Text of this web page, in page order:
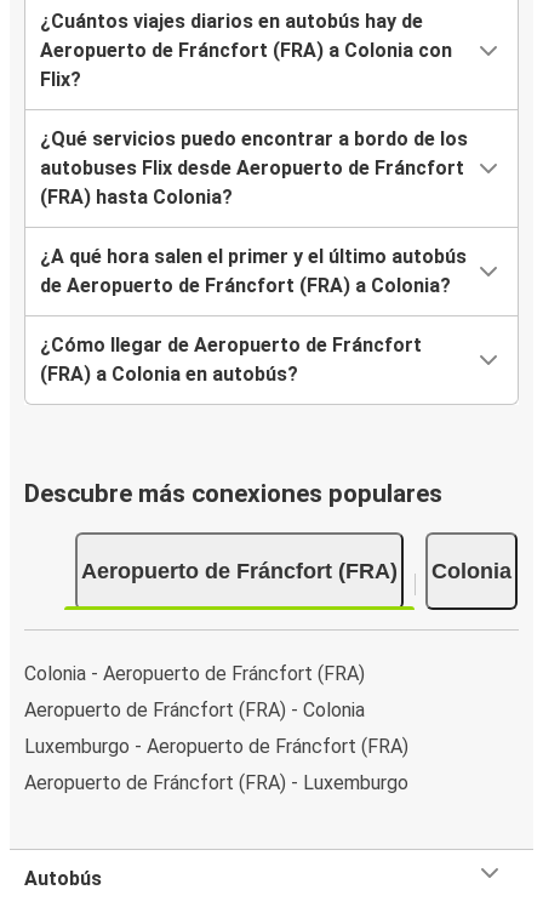
¿Cuántos viajes diarios en autobús hay de
Aeropuerto de Fráncfort (FRA) a Colonia con
Flix?
¿Qué servicios puedo encontrar a bordo de los
autobuses Flix desde Aeropuerto de Fráncfort
(FRA) hasta Colonia?
¿A qué hora salen el primer y el último autobús
de Aeropuerto de Fráncfort (FRA) a Colonia?
¿Cómo llegar de Aeropuerto de Fráncfort
(FRA) a Colonia en autobús?
Descubre más conexiones populares
Aeropuerto de Fráncfort (FRA) Colonia
Colonia - Aeropuerto de Fráncfort (FRA)
Aeropuerto de Fráncfort (FRA) - Colonia
Luxemburgo - Aeropuerto de Fráncfort (FRA)
Aeropuerto de Fráncfort (FRA) - Luxemburgo
Autobús